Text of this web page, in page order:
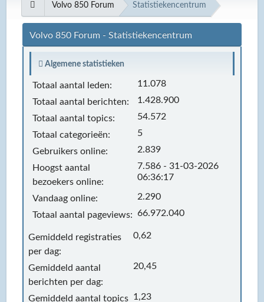
Volvo 850 Forum Statistiekencentrum
Volvo 850 Forum - Statistiekencentrum
Algemene statistieken
Totaal aantal leden:
11.078
Totaal aantal berichten:
1.428.900
Totaal aantal topics:
54.572
Totaal categorieën:
5
Gebruikers online:
2.839
Hoogst aantal
bezoekers online:
7.586 - 31-03-2026
06:36:17
Vandaag online:
2.290
Totaal aantal pageviews: 66.972.040
Gemiddeld registraties
per dag:
0,62
Gemiddeld aantal
berichten per dag:
20,45
Gemiddeld aantal topics 1,23